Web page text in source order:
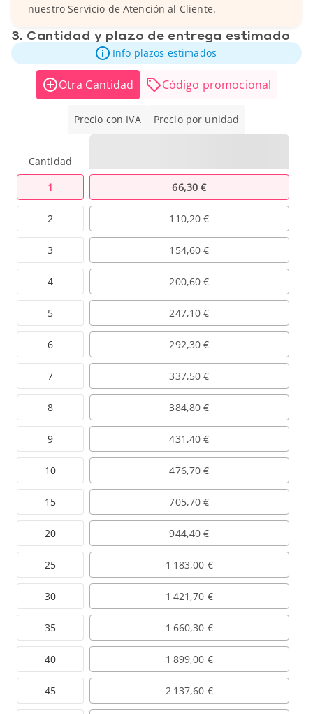
nuestro Servicio de Atención al Cliente.
3. Cantidad y plazo de entrega estimado
Info plazos estimados
Otra Cantidad Código promocional
Precio con IVA Precio por unidad
Cantidad
1
2
3
4
5
6
7
8
9
10
15
20
25
30
35
40
45
66,30 €
110,20 €
154,60 €
200,60 €
247,10 €
292,30 €
337,50 €
384,80 €
431,40 €
476,70 €
705,70 €
944,40 €
1 183,00 €
1 421,70 €
1 660,30 €
1 899,00 €
2 137,60 €